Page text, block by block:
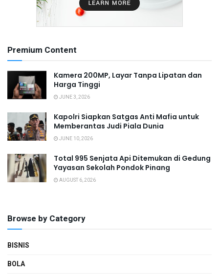
Premium Content
Kamera 200MP, Layar Tanpa Lipatan dan
Harga Tinggi
JUNE 3, 2026
Kapolri Siapkan Satgas Anti Mafia untuk
Memberantas Judi Piala Dunia
JUNE 10, 2026
Total 995 Senjata Api Ditemukan di Gedung
Yayasan Sekolah Pondok Pinang
AUGUST 6, 2026
Browse by Category
BISNIS
BOLA